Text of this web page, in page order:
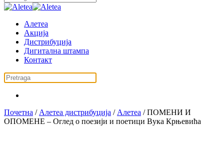
Алетеа
Акција
Дистрибуција
Дигитална штампа
Контакт
Почетна / Алетеа дистрибуција / Алетеа / ПОМЕНИ И
ОПОМЕНЕ – Оглед о поезији и поетици Вука Крњевића